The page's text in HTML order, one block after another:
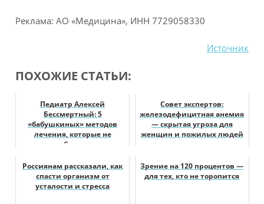
Реклама: АО «Медицина», ИНН 7729058330
Источник
ПОХОЖИЕ СТАТЬИ:
Педиатр Алексей
Бессмертный: 5
«бабушкиных» методов
лечения, которые не
работают
Совет экспертов:
железодефицитная анемия
— скрытая угроза для
женщин и пожилых людей
Россиянам рассказали, как
спасти организм от
усталости и стресса
Зрение на 120 процентов —
для тех, кто не торопится